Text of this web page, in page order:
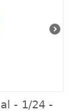
‐ 1/24 -